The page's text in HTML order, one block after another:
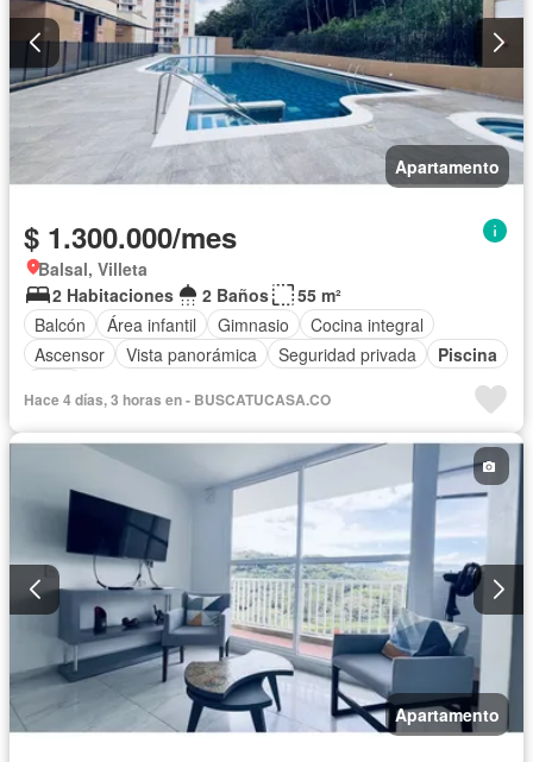
Apartamento
$ 1.300.000/mes
Balsal, Villeta
2 Habitaciones
2 Baños
55 m²
Balcón
Área infantil Gimnasio
Cocina integral
Ascensor
Vista panorámica Seguridad privada
Piscina
Hace 4 días, 3 horas en - BUSCATUCASA.CO
Apartamento